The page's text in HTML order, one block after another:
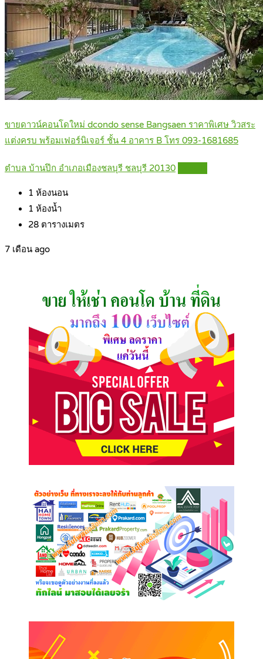
ขายดาวน์คอนโดใหม่ dcondo sense Bangsaen ราคาพิเศษ วิวสระ
แต่งครบ พร้อมเฟอร์นิเจอร์ ชั้น 4 อาคาร B โทร 093-1681685
ตำบล บ้านปึก อำเภอเมืองชลบุรี ชลบุรี 20130
1 ห้องนอน
1 ห้องน้ำ
28 ตารางเมตร
7 เดือน ago